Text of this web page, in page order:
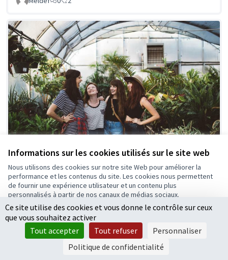
Informations sur les cookies utilisés sur le site web
Nous utilisons des cookies sur notre site Web pour améliorer la
performance et les contenus du site. Les cookies nous permettent
de fournir une expérience utilisateur et un contenu plus
personnalisés à partir de nos canaux de médias sociaux.
Tout accepter
Accepter seulement les cookies essentiels
Paramètres
Embellissez le jardin bio
Retenue
Maison Environnement
0 0
Ce site utilise des cookies et vous donne le contrôle sur ceux
que vous souhaitez activer
Tout accepter
Tout refuser
Personnaliser
Politique de confidentialité